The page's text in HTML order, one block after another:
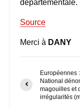
départementale.
Source
Merci à DANY
Européennes
National
magouilles et
irrégularités